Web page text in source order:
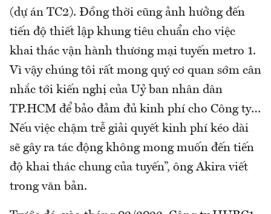
(dự án TC2). Đồng thời cũng ảnh hưởng đến
tiến độ thiết lập khung tiêu chuẩn cho việc
khai thác vận hành thương mại tuyến metro 1.
Vì vậy chúng tôi rất mong quý cơ quan sớm cân
nhắc tới kiến nghị của Uỷ ban nhân dân
TP.HCM để bảo đảm đủ kinh phí cho Công ty…
Nếu việc chậm trễ giải quyết kinh phí kéo dài
sẽ gây ra tác động không mong muốn đến tiến
độ khai thác chung của tuyến”, ông Akira viết
trong văn bản.